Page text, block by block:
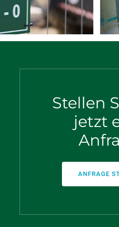
Stellen
jetzt
ANFRAGE